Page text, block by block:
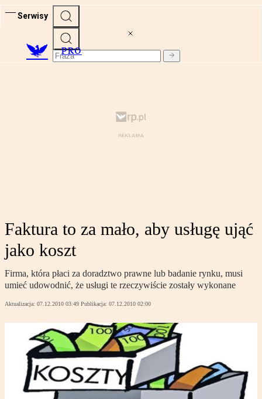
Serwisy
PRO
Faktura to za mało, aby usługę ująć
jako koszt
Firma, która płaci za doradztwo prawne lub badanie rynku, musi
umieć udowodnić, że usługi te rzeczywiście zostały wykonane
Aktualizacja: 07.12.2010 03:49 Publikacja: 07.12.2010 02:00